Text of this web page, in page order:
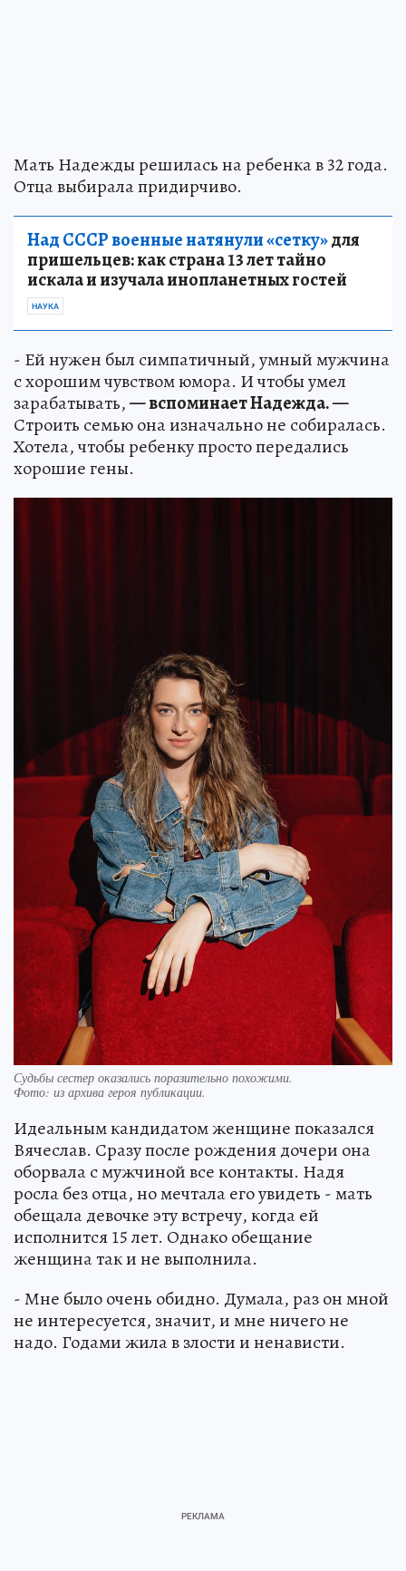
Мать Надежды решилась на ребенка в 32 года.
Отца выбирала придирчиво.
Над СССР военные натянули «сетку»для
пришельцев: как страна 13 лет тайно
искала и изучала инопланетных гостей
НАУКА
- Ей нужен был симпатичный, умный мужчина
с хорошим чувством юмора. И чтобы умел
зарабатывать,— вспоминает Надежда. —
Строить семью она изначально не собиралась.
Хотела, чтобы ребенку просто передались
хорошие гены.
Судьбы сестер оказались поразительно похожими.
Фото: из архива героя публикации.
Идеальным кандидатом женщине показался
Вячеслав. Сразу после рождения дочери она
оборвала с мужчиной все контакты. Надя
росла без отца, но мечтала его увидеть - мать
обещала девочке эту встречу, когда ей
исполнится 15 лет. Однако обещание
женщина так и не выполнила.
- Мне было очень обидно. Думала, раз он мной
не интересуется, значит, и мне ничего не
надо. Годами жила в злости и ненависти.